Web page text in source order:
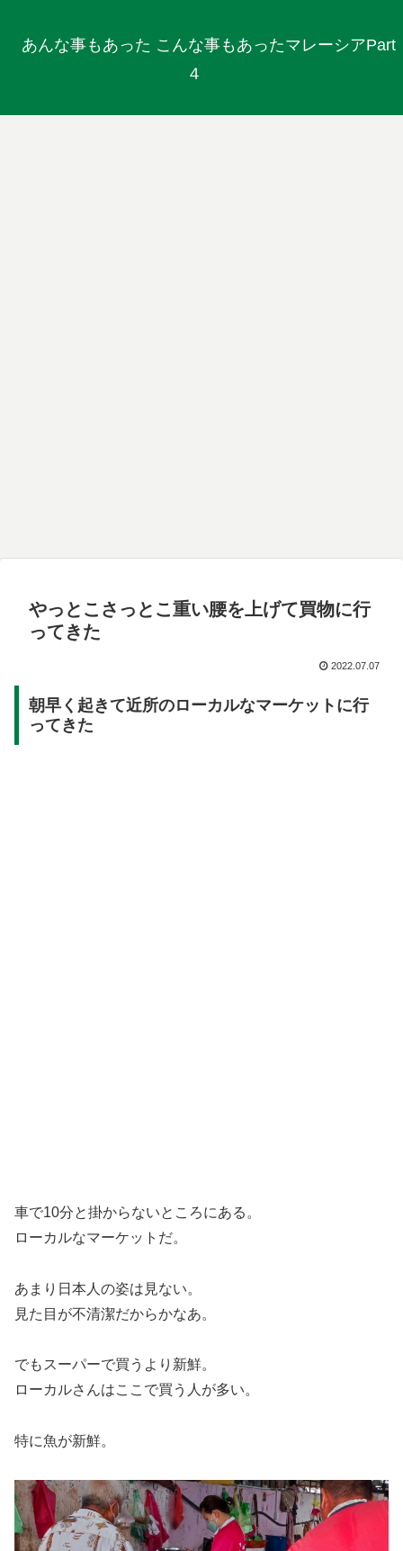
あんな事もあった こんな事もあったマレーシアPart
４
やっとこさっとこ重い腰を上げて買物に行
ってきた
2022.07.07
朝早く起きて近所のローカルなマーケットに行
ってきた
車で10分と掛からないところにある。
ローカルなマーケットだ。
あまり日本人の姿は見ない。
見た目が不清潔だからかなあ。
でもスーパーで買うより新鮮。
ローカルさんはここで買う人が多い。
特に魚が新鮮。